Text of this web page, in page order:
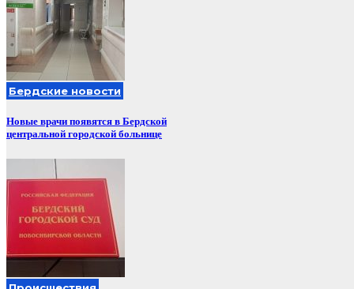
Бердские новости
Новые врачи появятся в Бердской
центральной городской больнице